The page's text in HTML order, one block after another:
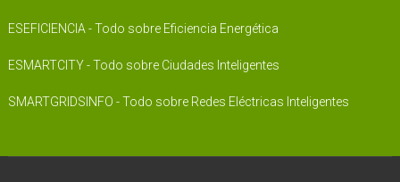
ESEFICIENCIA - Todo sobre Eficiencia Energética
ESMARTCITY - Todo sobre Ciudades Inteligentes
SMARTGRIDSINFO - Todo sobre Redes Eléctricas Inteligentes